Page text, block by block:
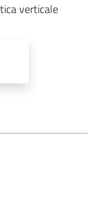
verticale